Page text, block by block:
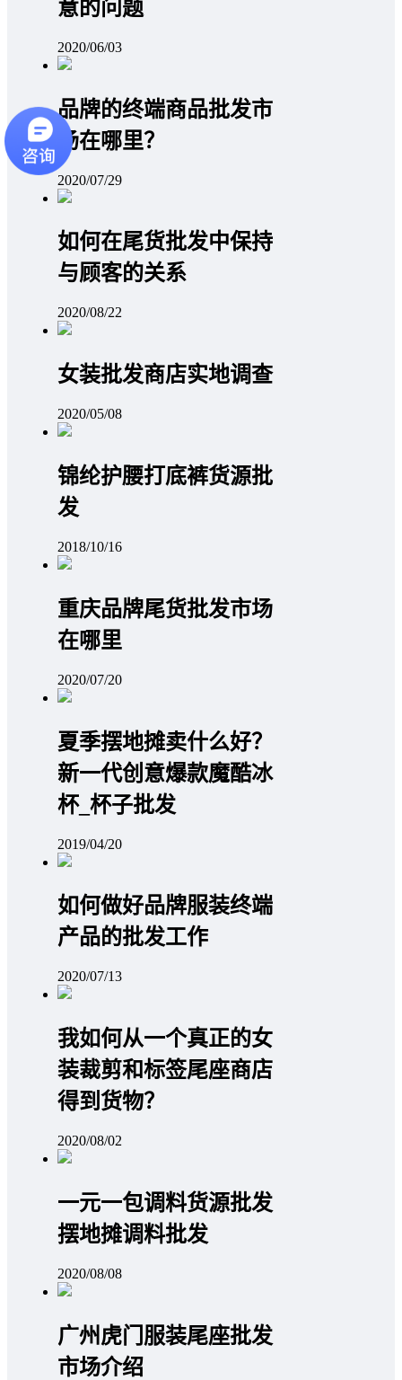
意的问题
2020/06/03
品牌的终端商品批发市
场在哪里？
2020/07/29
如何在尾货批发中保持
与顾客的关系
2020/08/22
女装批发商店实地调查
2020/05/08
锦纶护腰打底裤货源批
发
2018/10/16
重庆品牌尾货批发市场
在哪里
2020/07/20
夏季摆地摊卖什么好？
新一代创意爆款魔酷冰
杯_杯子批发
2019/04/20
如何做好品牌服装终端
产品的批发工作
2020/07/13
我如何从一个真正的女
装裁剪和标签尾座商店
得到货物？
2020/08/02
一元一包调料货源批发
摆地摊调料批发
2020/08/08
广州虎门服装尾座批发
市场介绍